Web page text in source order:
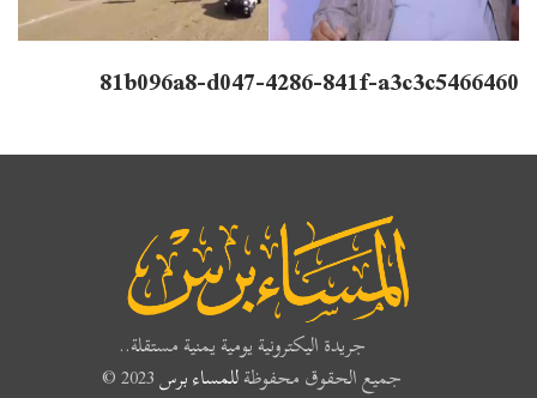
81b096a8-d047-4286-841f-a3c3c5466460
جريدة اليكترونية يومية يمنية مستقلة..
جميع الحقوق محفوظةللمساء برس